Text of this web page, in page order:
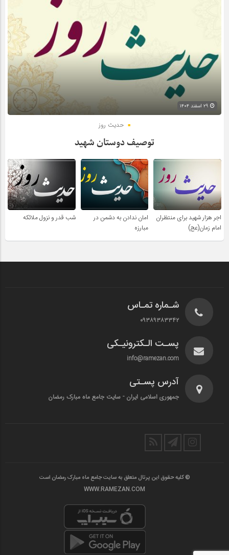
حدیث روز
توصیف دوستان شهید
اجر هزار شهید برای منتظران
امام زمان(عج)
امان ندادن به دشمن در
مبارزه
شب قدر و نزول ملائکه
شـماره تمـاس
۰۹۳۸۹۳۸۳۳۴۲
پسـت الـکترونیـکی
info@ramezan.com
آدرس پسـتی
جمهوری اسلامی ایران - سایت جامع ماه مبارک رمضان
© کلیه حقوق این پرتال متعلق به سایت جامع ماه مبارک رمضان است
WWW.RAMEZAN.COM